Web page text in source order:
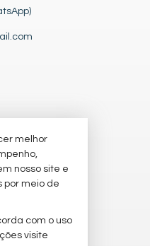
melhor
nosso site e
por meio de
com o uso
visite